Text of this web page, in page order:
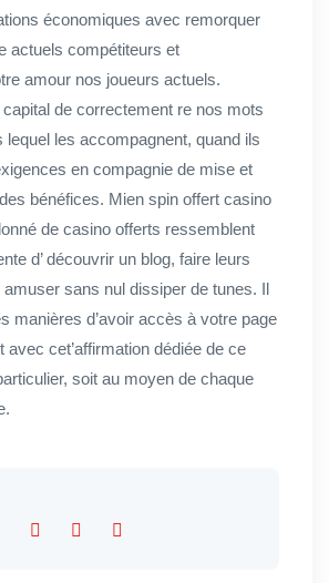
économiques avec remorquer
actuels compétiteurs et
amour nos joueurs actuels.
de correctement re nos mots
lequel les accompagnent, quand ils
en compagnie de mise et
bénéfices. Mien spin offert casino
de casino offerts ressemblent
d’ découvrir un blog, faire leurs
sans nul dissiper de tunes. Il
manières d’avoir accès à votre page
avec cet’affirmation dédiée de ce
soit au moyen de chaque